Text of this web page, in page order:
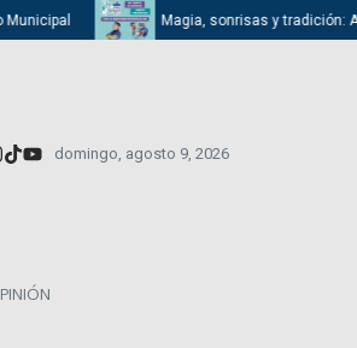
Magia, sonrisas y tradición:
domingo, agosto 9, 2026